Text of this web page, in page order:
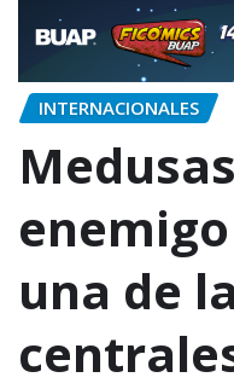
INTERNACIONALES
una de